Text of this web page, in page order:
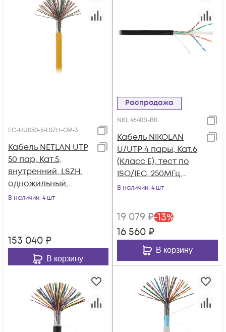
EC-UU050-5-LSZH-OR-3
Кабель NETLAN UTP
50 пар, Кат.5,
внутренний, LSZH,
одножильный,
100МГц, 305 м
В наличии: 4 шт
153 040 ₽
В корзину
Распродажа
NKL 4640B-BK
Кабель NIKOLAN
U/UTP 4 пары, Кат.6
(Класс E), тест по
ISO/IEC, 250МГц,
одножильный, BC
23AWG (0,57мм),
внешний, PE до
-60С, черный, 305
В наличии: 4 шт
19 079 ₽-13%
16 560 ₽
В корзину